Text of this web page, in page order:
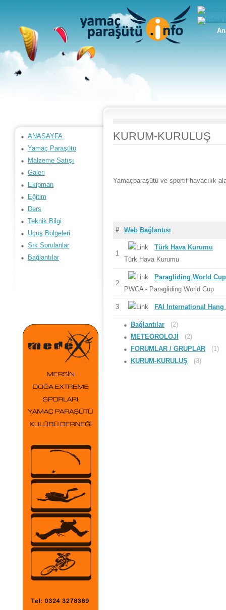
KURUM-KURULUŞ
Yamaçparaşütü ve sportif havacılık
# Web Bağlantısı
1
Türk Hava Kurumu
Türk Hava Kurumu
2
Paragliding World Cup
PWCA - Paragliding World Cup
3 FAI International
Bağlantılar
(2)
METEOROLOJİ
(2)
FORUMLAR / GRUPLAR
(1)
KURUM-KURULUŞ
(3)
ANASAYFA
Yamaç Paraşütü
Malzeme Satışı
Galeri
Ekipman
Eğitim
Ders
Teknik Bilgi
Uçuş Bölgeleri
Sık Sorulanlar
Bağlantılar